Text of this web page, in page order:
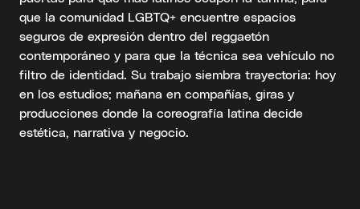
que la comunidad LGBTQ+ encuentre espacios
seguros de expresión dentro del reggaetón
contemporáneo y para que la técnica sea vehículo no
filtro de identidad. Su trabajo siembra trayectoria: hoy
en los estudios; mañana en compañías, giras y
producciones donde la coreografía latina decide
estética, narrativa y negocio.